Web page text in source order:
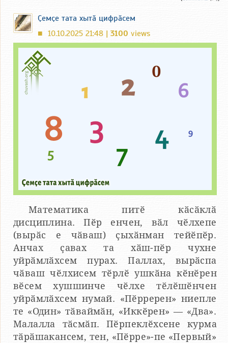
Ҫемҫе тата хытӑ цифрӑсем
■ 10.10.2025 21:48 | 3100 views
Математика питӗ кӑсӑклӑ
дисциплина. Пӗр енчен, вӑл чӗлхепе
(вырӑс е чӑваш) ҫыхӑнман тейӗпӗр.
Анчах ҫавах та хӑш-пӗр чухне
уйрӑмлӑхсем пурах. Паллах, вырӑспа
чӑваш чӗлхисем тӗрлӗ ушкӑна кӗнӗрен
вӗсем хушшинче чӗлхе тӗлӗшӗнчен
уйрӑмлӑхсем нумай. «Пӗрререн» ниепле
те «Один» тӑваймӑн, «Иккӗрен» — «Два».
Малалла тӑсмӑп. Пӗрпеклӗхсене курма
тӑрӑшакансем, тен, «Пӗрре»-пе «Первый»